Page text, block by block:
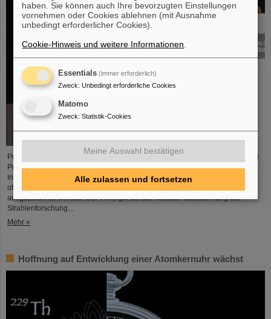
Professor Marco Durante, Leiter der GSI-Forschungsabteilung Biophysik und
Professor am Fachbereich Physik der TU Darmstadt, ist von der
Internationalen Gesellschaft zur Strahlenforschung (International Association
of Radiation Research, IARR) mit dem renommierten Henry-Kaplan-Preis
ausgezeichnet worden. Der Preis gilt als die höchste Auszeichnung der
Strahlenforschung...
Mehr »
Hoffnung auf Entwicklung einer Atomkernuhr wächst
haben. Sie können auch Ihre bevorzugten Einstellungen
vornehmen oder Cookies ablehnen (mit Ausnahme
unbedingt erforderlicher Cookies).
Cookie-Hinweis und weitere Informationen
Essentials (immer erforderlich)
Zweck: Unbedingt erforderliche Cookies
Matomo
Zweck: Statistik-Cookies
Meine Auswahl bestätigen
Alle zulassen und fortsetzen